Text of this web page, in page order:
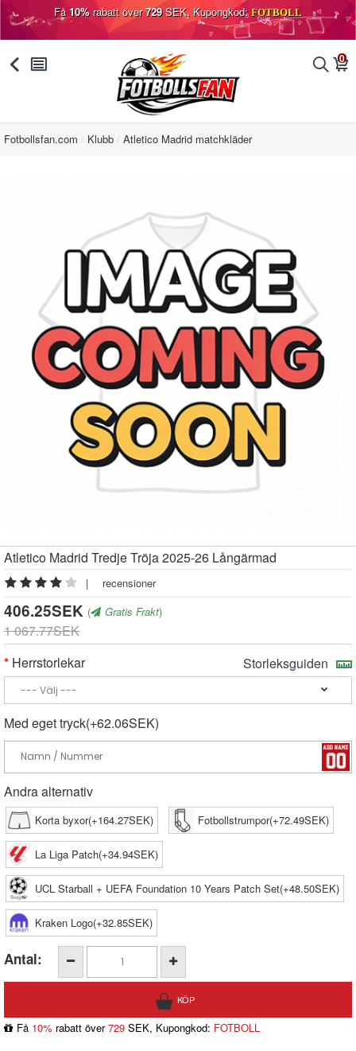
Få10%rabatt över729SEK, Kupongkod: FOTBOLL
󰅯 󰂩 󰂨 0
󰃦
Fotbollsfan.com Klubb Atletico Madrid matchkläder
Atletico Madrid Tredje Tröja 2025-26 Långärmad
| recensioner
406.25SEK ( Gratis Frakt)
1 067.77SEK
Herrstorlekar
Storleksguiden
Med eget tryck(+62.06SEK)
Andra alternativ
Korta byxor(+164.27SEK) Fotbollstrumpor(+72.49SEK)
La Liga Patch(+34.94SEK)
UCL Starball + UEFA Foundation 10 Years Patch Set(+48.50SEK)
Kraken Logo(+32.85SEK)
Antal:
Få 10% rabatt över729 SEK, Kupongkod: FOTBOLL